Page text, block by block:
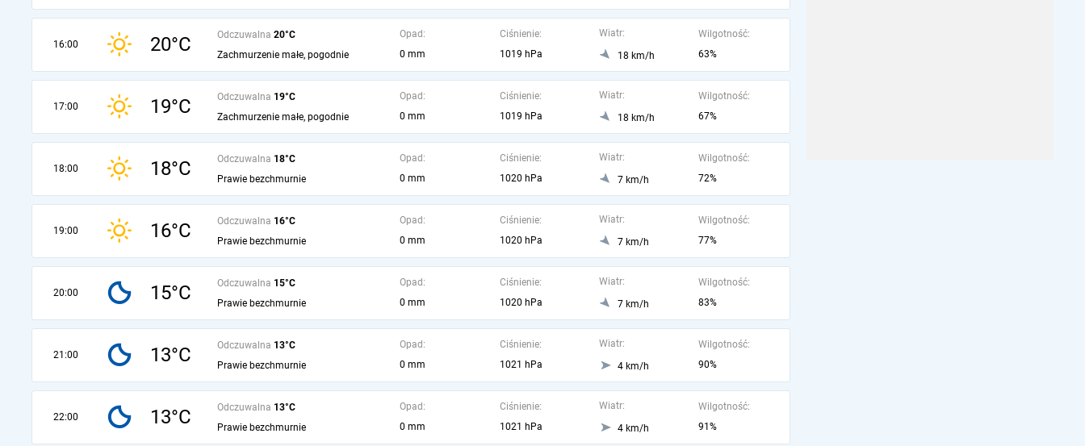
16:00 20°C Odczuwalna 20°C
Zachmurzenie małe, pogodnie
Opad:
0 mm
Ciśnienie:
1019 hPa
Wiatr:
18 km/h
Wilgotność:
63%
17:00 19°C Odczuwalna 19°C
Zachmurzenie małe, pogodnie
Opad:
0 mm
Ciśnienie:
1019 hPa
Wiatr:
18 km/h
Wilgotność:
67%
18:00 18°C Odczuwalna 18°C
Prawie bezchmurnie
Opad:
0 mm
Ciśnienie:
1020 hPa
Wiatr:
7 km/h
Wilgotność:
72%
19:00 16°C Odczuwalna 16°C
Prawie bezchmurnie
Opad:
0 mm
Ciśnienie:
1020 hPa
Wiatr:
7 km/h
Wilgotność:
77%
20:00 15°C Odczuwalna 15°C
Prawie bezchmurnie
Opad:
0 mm
Ciśnienie:
1020 hPa
Wiatr:
7 km/h
Wilgotność:
83%
21:00 13°C Odczuwalna 13°C
Prawie bezchmurnie
Opad:
0 mm
Ciśnienie:
1021 hPa
Wiatr:
4 km/h
Wilgotność:
90%
22:00 13°C Odczuwalna 13°C
Prawie bezchmurnie
Opad:
0 mm
Ciśnienie:
1021 hPa
Wiatr:
4 km/h
Wilgotność:
91%